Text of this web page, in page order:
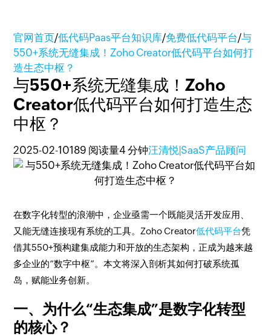
官网首页/低代码Paas平台知识库/免费低代码平台/与
550+系统无缝集成！Zoho Creator低代码平台如何打
造生态中枢？
与550+系统无缝集成！Zoho
Creator低代码平台如何打造生态
中枢？
2025-02-10189 阅读量4 分钟汪清悦|SaaS产品顾问
在数字化转型的浪潮中，企业亟需一个既能灵活开发应用、
又能无缝连接现有系统的工具。Zoho Creator低代码平台凭
借其550+预构建集成能力和开放的生态架构，正成为越来越
多企业的“数字中枢”。本文将深入剖析其如何打破系统孤
岛，赋能业务创新。
一、为什么“生态集成”是数字化转型
的核心？